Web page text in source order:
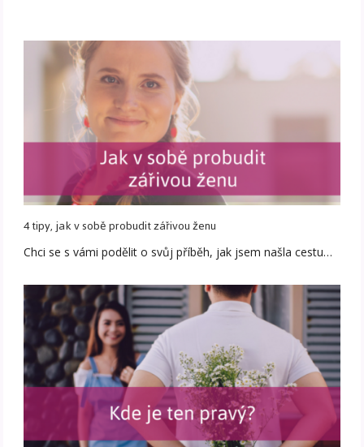
4 tipy, jak v sobě probudit zářivou ženu
Chci se s vámi podělit o svůj příběh, jak jsem našla cestu…